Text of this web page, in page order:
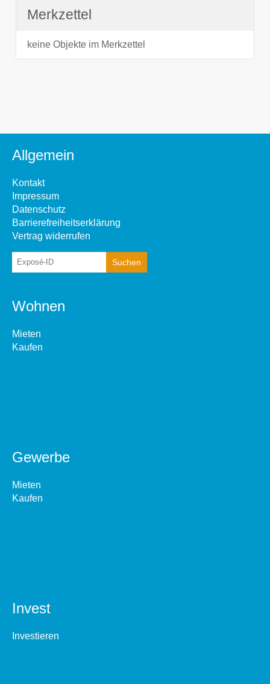
Merkzettel
keine Objekte im Merkzettel
Allgemein
Kontakt
Impressum
Datenschutz
Barrierefreiheitserklärung
Vertrag widerrufen
Wohnen
Mieten
Kaufen
Gewerbe
Mieten
Kaufen
Invest
Investieren